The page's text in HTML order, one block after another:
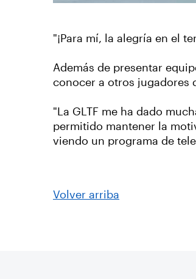
"¡Para mí, la alegría en el
Además de presentar
conocer a otros jugadores
"La GLTF me ha dado
permitido mantener la
viendo un programa de
Volver arriba